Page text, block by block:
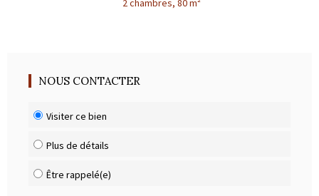
2 chambres, 80 m²
NOUS CONTACTER
Visiter ce bien
Plus de détails
Être rappelé(e)